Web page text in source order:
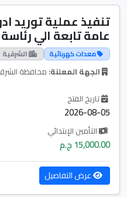
تنفيذ عملية توريد
عامة تابعة الي
معدات كهربائية الشرقية
الجهة المعلنة: محافظة
تاريخ الفتح
2026-08-05
التأمين الإبتدائي
15,000.00 ج.م
عرض التفاصيل